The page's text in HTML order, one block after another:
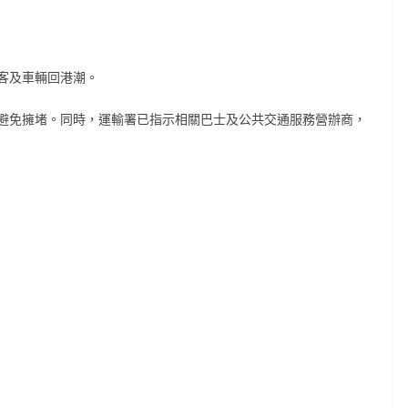
及車輛回港潮。
擁堵。同時，運輸署已指示相關巴士及公共交通服務營辦商，